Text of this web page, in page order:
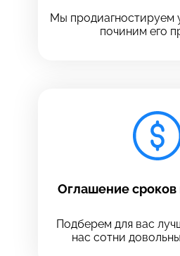
Мы продиагностируем
починим его
Оглашение сроков
Подберем для вас
нас сотни
позвонить
позвонить